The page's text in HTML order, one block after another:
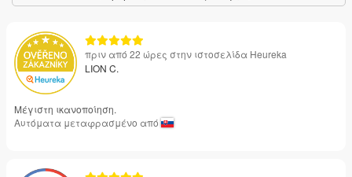
πριν από 22 ώρες στην ιστοσελίδα Heureka
LION C.
Μέγιστη ικανοποίηση.
Αυτόματα μεταφρασμένο από